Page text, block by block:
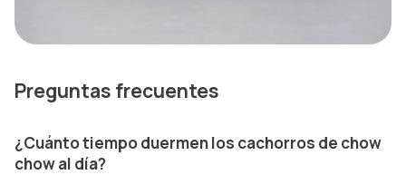
Preguntas frecuentes
¿Cuánto tiempo duermen los cachorros de chow
chow al día?